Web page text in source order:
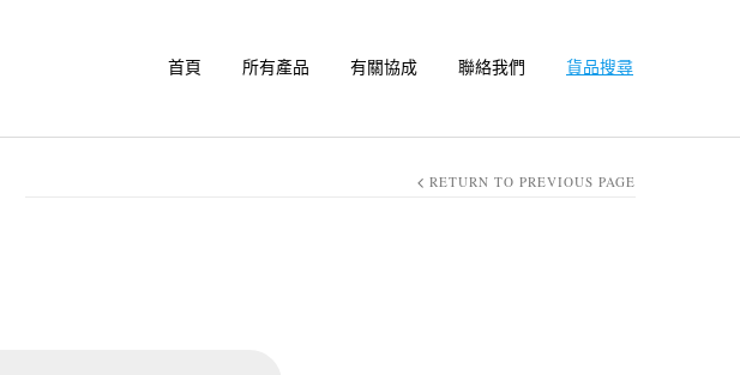
首頁 所有產品 有關協成 聯絡我們 貨品搜尋
RETURN TO PREVIOUS PAGE